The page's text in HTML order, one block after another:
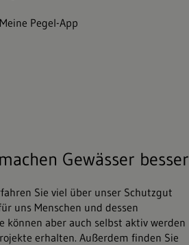
Pegel-App
Gewässer besser
Sie viel über unser Schutzgut
uns Menschen und dessen
können aber auch selbst aktiv werden
erhalten. Außerdem finden Sie